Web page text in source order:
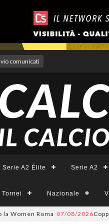
comunicati
Serie A2 Élite Serie A2
Tornei Nazionale
Roma 07/08/2026Coppa